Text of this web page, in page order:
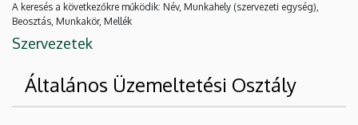
A keresés a következőkre működik: Név, Munkahely (szervezeti egység),
Beosztás, Munkakör, Mellék
Szervezetek
Általános Üzemeltetési Osztály